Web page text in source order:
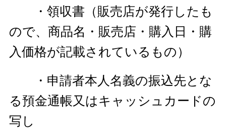
・領収書（販売店が発行したも
ので、商品名・販売店・購入日・購
入価格が記載されているもの）
・申請者本人名義の振込先とな
る預金通帳又はキャッシュカードの
写し